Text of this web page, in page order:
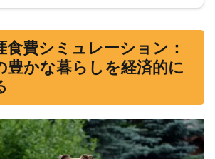
食費シミュレーション：
豊かな暮らしを経済的に